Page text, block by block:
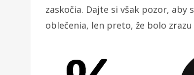
zaskočia. Dajte si však pozor,
oblečenia, len preto, že bolo zrazu